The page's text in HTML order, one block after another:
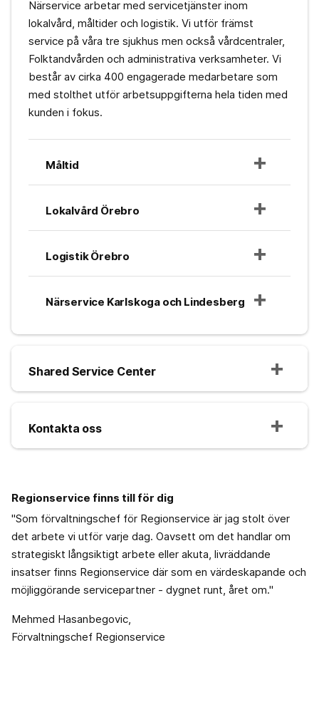
Närservice arbetar med servicetjänster inom
lokalvård, måltider och logistik. Vi utför främst
service på våra tre sjukhus men också vårdcentraler,
Folktandvården och administrativa verksamheter. Vi
består av cirka 400 engagerade medarbetare som
med stolthet utför arbetsuppgifterna hela tiden med
kunden i fokus.
Måltid
Lokalvård Örebro
Logistik Örebro
Närservice Karlskoga och Lindesberg
Shared Service Center
Kontakta oss
Regionservice finns till för dig
"Som förvaltningschef för Regionservice är jag stolt över
det arbete vi utför varje dag. Oavsett om det handlar om
strategiskt långsiktigt arbete eller akuta, livräddande
insatser finns Regionservice där som en värdeskapande och
möjliggörande servicepartner - dygnet runt, året om."
Mehmed Hasanbegovic,
Förvaltningschef Regionservice